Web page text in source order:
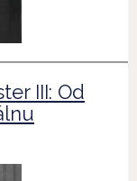
III: Od